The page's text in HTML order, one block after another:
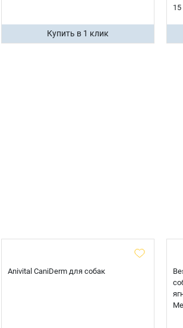
Купить в 1 клик
15
Anivital CaniDerm для собак